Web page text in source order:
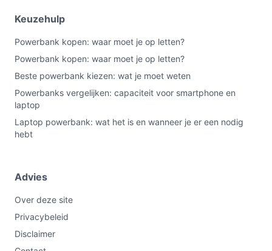
Keuzehulp
Powerbank kopen: waar moet je op letten?
Powerbank kopen: waar moet je op letten?
Beste powerbank kiezen: wat je moet weten
Powerbanks vergelijken: capaciteit voor smartphone en
laptop
Laptop powerbank: wat het is en wanneer je er een nodig
hebt
Advies
Over deze site
Privacybeleid
Disclaimer